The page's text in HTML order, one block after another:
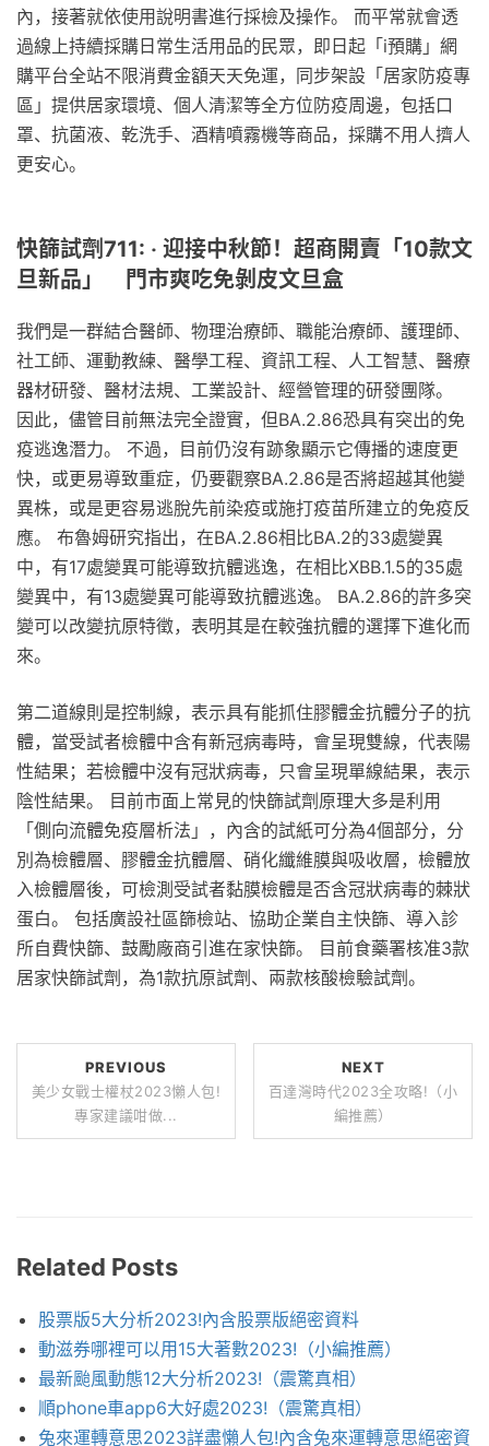
內，接著就依使用說明書進行採檢及操作。 而平常就會透
過線上持續採購日常生活用品的民眾，即日起「i預購」網
購平台全站不限消費金額天天免運，同步架設「居家防疫專
區」提供居家環境、個人清潔等全方位防疫周邊，包括口
罩、抗菌液、乾洗手、酒精噴霧機等商品，採購不用人擠人
更安心。
快篩試劑711: ‧ 迎接中秋節！超商開賣「10款文
旦新品」 門市爽吃免剝皮文旦盒
我們是一群結合醫師、物理治療師、職能治療師、護理師、
社工師、運動教練、醫學工程、資訊工程、人工智慧、醫療
器材研發、醫材法規、工業設計、經營管理的研發團隊。
因此，儘管目前無法完全證實，但BA.2.86恐具有突出的免
疫逃逸潛力。 不過，目前仍沒有跡象顯示它傳播的速度更
快，或更易導致重症，仍要觀察BA.2.86是否將超越其他變
異株，或是更容易逃脫先前染疫或施打疫苗所建立的免疫反
應。 布魯姆研究指出，在BA.2.86相比BA.2的33處變異
中，有17處變異可能導致抗體逃逸，在相比XBB.1.5的35處
變異中，有13處變異可能導致抗體逃逸。 BA.2.86的許多突
變可以改變抗原特徵，表明其是在較強抗體的選擇下進化而
來。
第二道線則是控制線，表示具有能抓住膠體金抗體分子的抗
體，當受試者檢體中含有新冠病毒時，會呈現雙線，代表陽
性結果；若檢體中沒有冠狀病毒，只會呈現單線結果，表示
陰性結果。 目前市面上常見的快篩試劑原理大多是利用
「側向流體免疫層析法」，內含的試紙可分為4個部分，分
別為檢體層、膠體金抗體層、硝化纖維膜與吸收層，檢體放
入檢體層後，可檢測受試者黏膜檢體是否含冠狀病毒的棘狀
蛋白。 包括廣設社區篩檢站、協助企業自主快篩、導入診
所自費快篩、鼓勵廠商引進在家快篩。 目前食藥署核准3款
居家快篩試劑，為1款抗原試劑、兩款核酸檢驗試劑。
PREVIOUS
美少女戰士權杖2023懶人包!
專家建議咁做...
NEXT
百達灣時代2023全攻略!（小
編推薦）
Related Posts
股票版5大分析2023!內含股票版絕密資料
動滋券哪裡可以用15大著數2023!（小編推薦）
最新颱風動態12大分析2023!（震驚真相）
順phone車app6大好處2023!（震驚真相）
兔來運轉意思2023詳盡懶人包!內含兔來運轉意思絕密資